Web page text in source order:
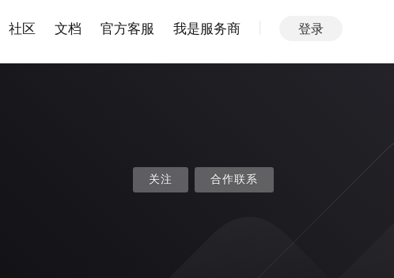
社区 文档 官方客服 我是服务商 登录
关注 合作联系